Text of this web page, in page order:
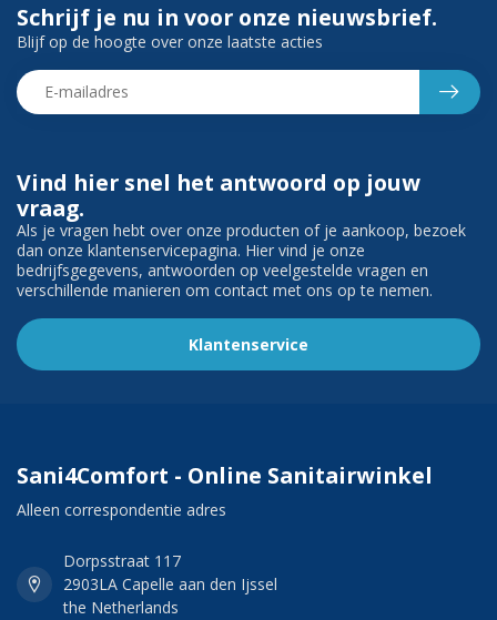
Vind hier snel het antwoord op jouw
vraag.
Als je vragen hebt over onze producten of je aankoop, bezoek
dan onze klantenservicepagina. Hier vind je onze
bedrijfsgegevens, antwoorden op veelgestelde vragen en
verschillende manieren om contact met ons op te nemen.
Klantenservice
Schrijf je nu in voor onze nieuwsbrief.
Blijf op de hoogte over onze laatste acties
Sani4Comfort - Online Sanitairwinkel
Alleen correspondentie adres
Dorpsstraat 117
2903LA Capelle aan den Ijssel
the Netherlands